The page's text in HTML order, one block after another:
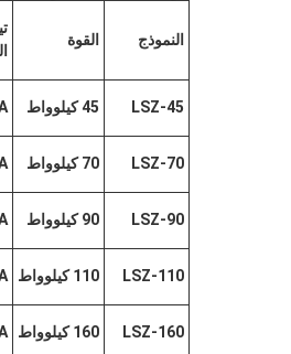
النموذج القوة
LSZ-45 45 كيلوواط
LSZ-70
70 كيلوواط
LSZ-90 90 كيلوواط
LSZ-110 110 كيلوواط
LSZ-160 160 كيلوواط